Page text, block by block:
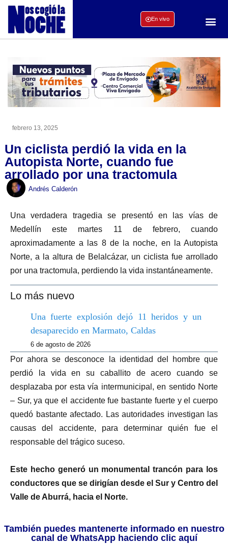
En vivo
febrero 13, 2025
Un ciclista perdió la vida en la
Autopista Norte, cuando fue
arrollado por una tractomula
Andrés Calderón
Una verdadera tragedia se presentó en las vías de
Medellín este martes 11 de febrero, cuando
aproximadamente a las 8 de la noche, en la Autopista
Norte, a la altura de Belalcázar, un ciclista fue arrollado
por una tractomula, perdiendo la vida instantáneamente.
Lo más nuevo
Una fuerte explosión dejó 11 heridos y un
desaparecido en Marmato, Caldas
6 de agosto de 2026
Por ahora se desconoce la identidad del hombre que
perdió la vida en su caballito de acero cuando se
desplazaba por esta vía intermunicipal, en sentido Norte
– Sur, ya que el accidente fue bastante fuerte y el cuerpo
quedó bastante afectado. Las autoridades investigan las
causas del accidente, para determinar quién fue el
responsable del trágico suceso.
Este hecho generó un monumental trancón para los
conductores que se dirigían desde el Sur y Centro del
Valle de Aburrá, hacia el Norte.
También puedes mantenerte informado en nuestro
canal de WhatsApp haciendo clic aquí